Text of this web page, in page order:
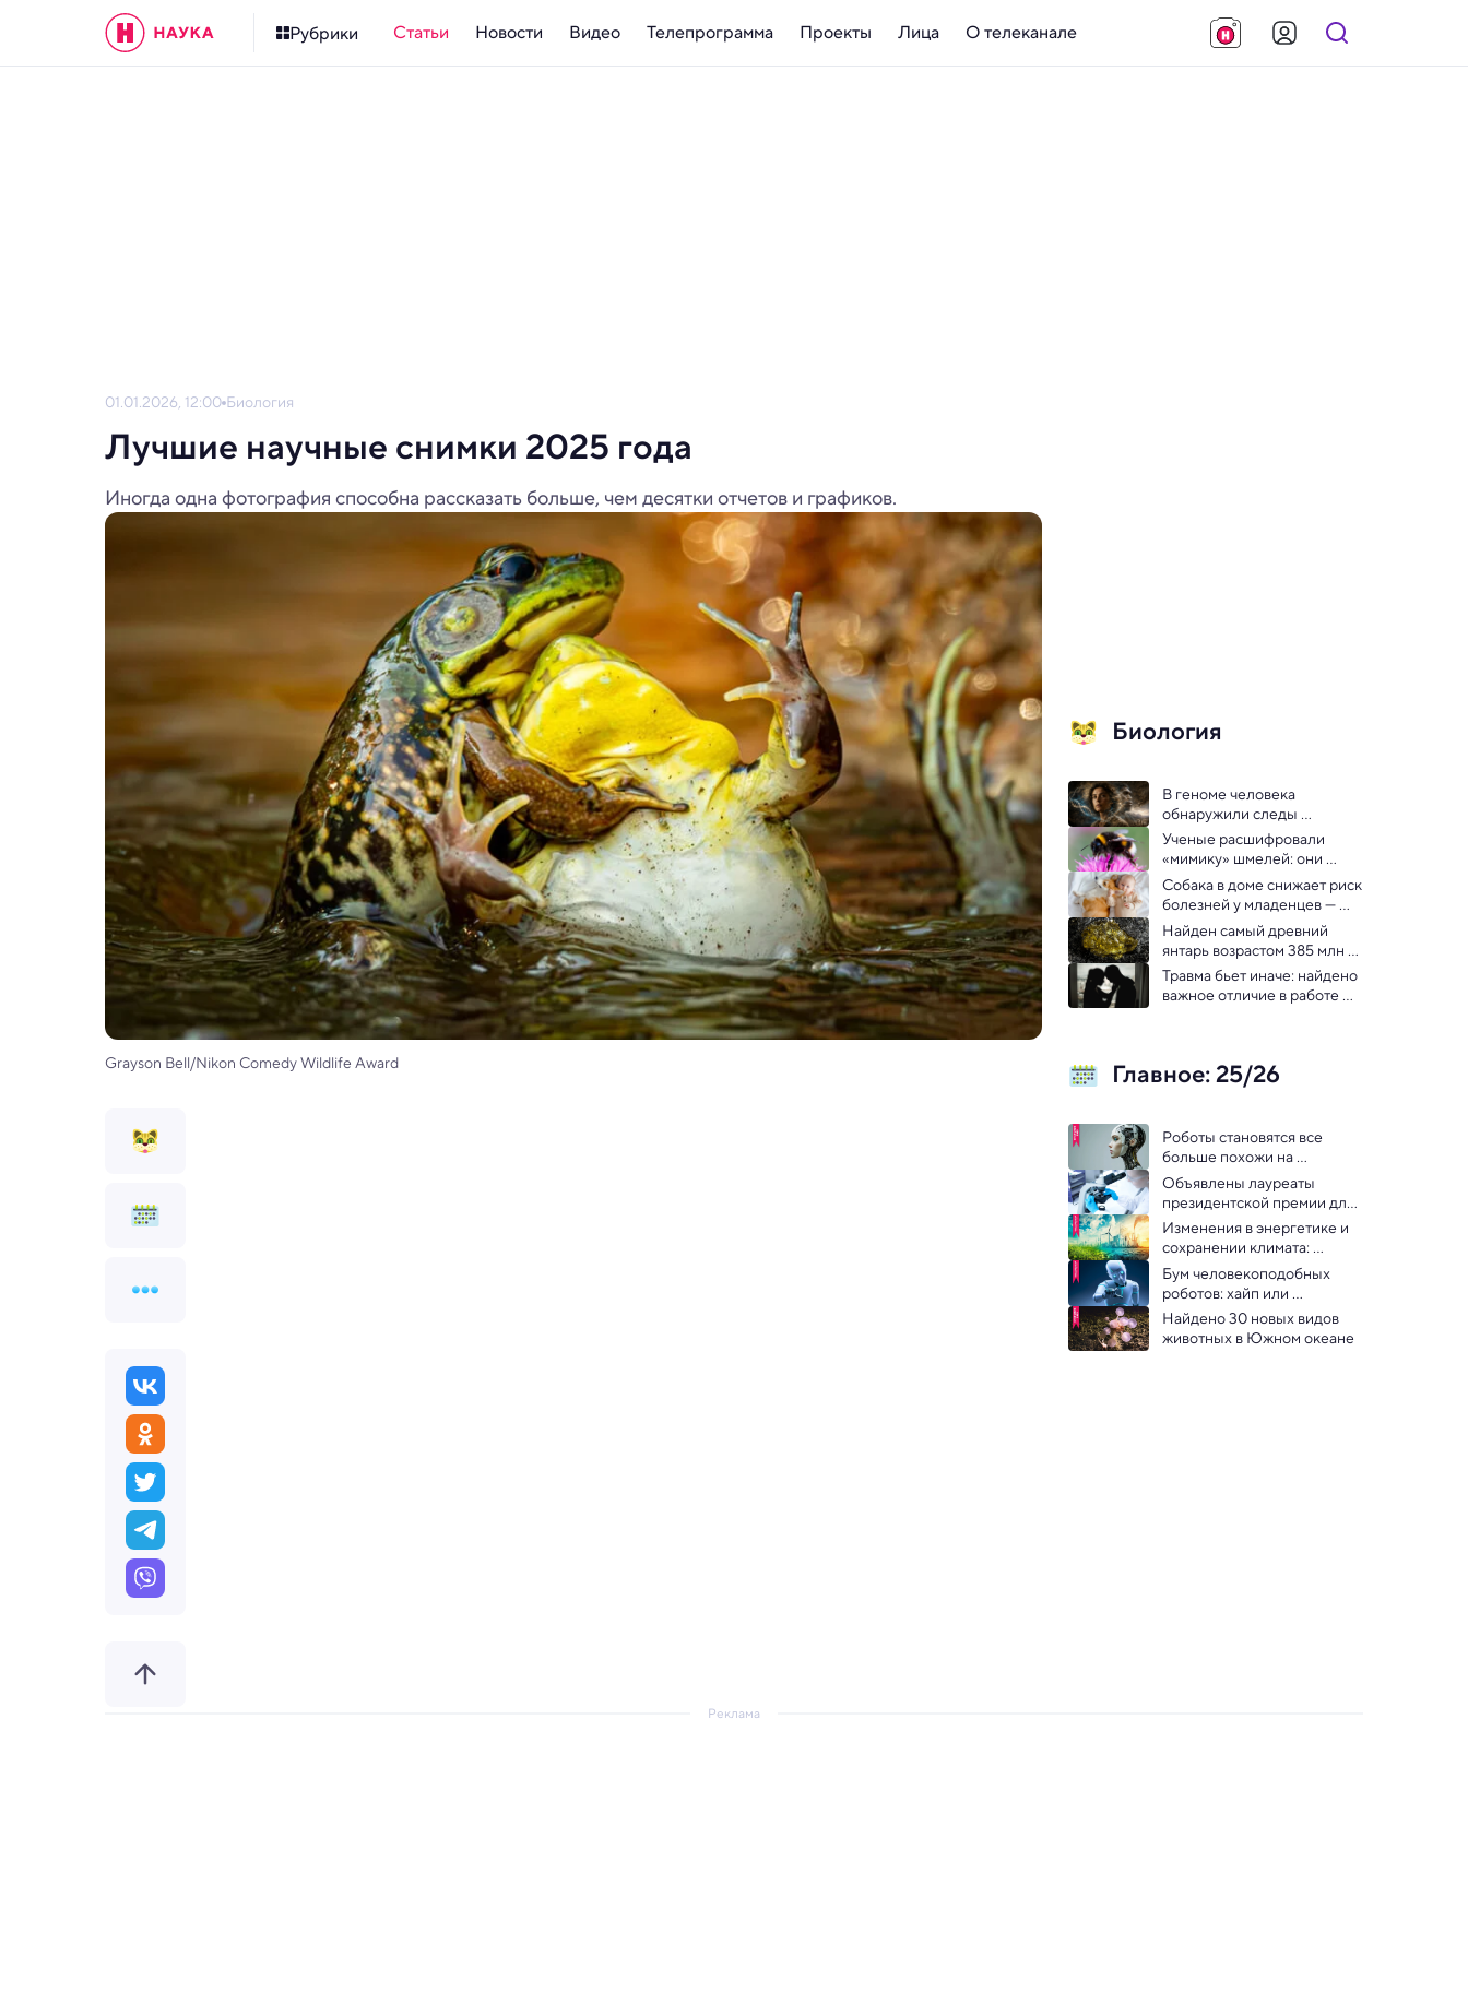
Рубрики Статьи Новости Видео Телепрограмма Проекты Лица О телеканале
01.01.2026, 12:00 Биология
Лучшие научные снимки 2025 года
Иногда одна фотография способна рассказать больше, чем десятки отчетов и графиков.
Grayson Bell/Nikon Comedy Wildlife Award
Биология
В геноме человека
обнаружили следы
неизвестных видов древних
предков
Ученые расшифровали
«мимику» шмелей: они
«облизываются» и «качают
головой»
Собака в доме снижает риск
болезней у младенцев —
ученые
Найден самый древний
янтарь возрастом 385 млн
лет — старше динозавров
Травма бьет иначе: найдено
важное отличие в работе
Главное: 25/26
Роботы становятся все
больше похожи на
человека
Объявлены лауреаты
президентской премии для
молодых ученых
Изменения в энергетике и
сохранении климата:
главные тренды
Бум человекоподобных
роботов: хайп или
инженерная революция?
Найдено 30 новых видов
Реклама